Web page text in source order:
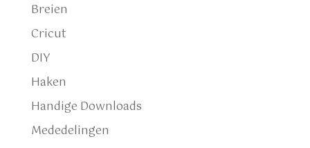
Breien
Cricut
DIY
Haken
Handige Downloads
Mededelingen